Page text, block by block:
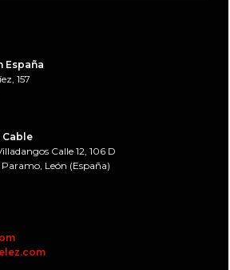
España
157
Calle 12, 106 D
León (España)